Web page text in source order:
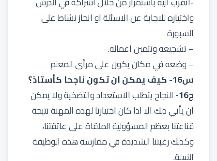
واختياره للاجابة عن الاسئلة او انجاز نشاط على
السبورة
– تشجيعه وتثمين اعماله.
– وضعه في مكان يكون على مرأى المعلم
س16- كيف يمكن ان تكون ناجحا كأستاذ؟
ج16-
النجاح يتطلب الاستعداد والتضخية ولا يمكن
ان يأتي ذلك الا اذا كان اختيارنا لهذه المهنة نتيجة
قناعتنا بعظم المسؤولية الملقاة على عاتقتنا،
وكذلك رغبتنا الشديدة في ممارسة هذه الوظيفة
النبيلة.